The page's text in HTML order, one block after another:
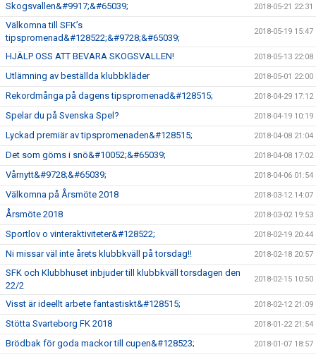
Skogsvallen&#9917;&#65039; 2018-05-21 22:31
Välkomna till SFK’s
tipspromenad&#128522;&#9728;&#65039;
2018-05-19 15:47
HJÄLP OSS ATT BEVARA SKOGSVALLEN! 2018-05-13 22:08
Utlämning av beställda klubbkläder 2018-05-01 22:00
Rekordmånga på dagens tipspromenad&#128515; 2018-04-29 17:12
Spelar du på Svenska Spel? 2018-04-19 10:19
Lyckad premiär av tipspromenaden&#128515; 2018-04-08 21:04
Det som göms i snö&#10052;&#65039; 2018-04-08 17:02
Vårnytt&#9728;&#65039; 2018-04-06 01:54
Välkomna på Årsmöte 2018 2018-03-12 14:07
Årsmöte 2018 2018-03-02 19:53
Sportlov o vinteraktiviteter&#128522; 2018-02-19 20:44
Ni missar väl inte årets klubbkväll på torsdag!! 2018-02-18 20:57
SFK och Klubbhuset inbjuder till klubbkväll torsdagen den
22/2
2018-02-15 10:50
Visst är ideellt arbete fantastiskt&#128515; 2018-02-12 21:09
Stötta Svarteborg FK 2018 2018-01-22 21:54
Brödbak för goda mackor till cupen&#128523; 2018-01-07 18:57